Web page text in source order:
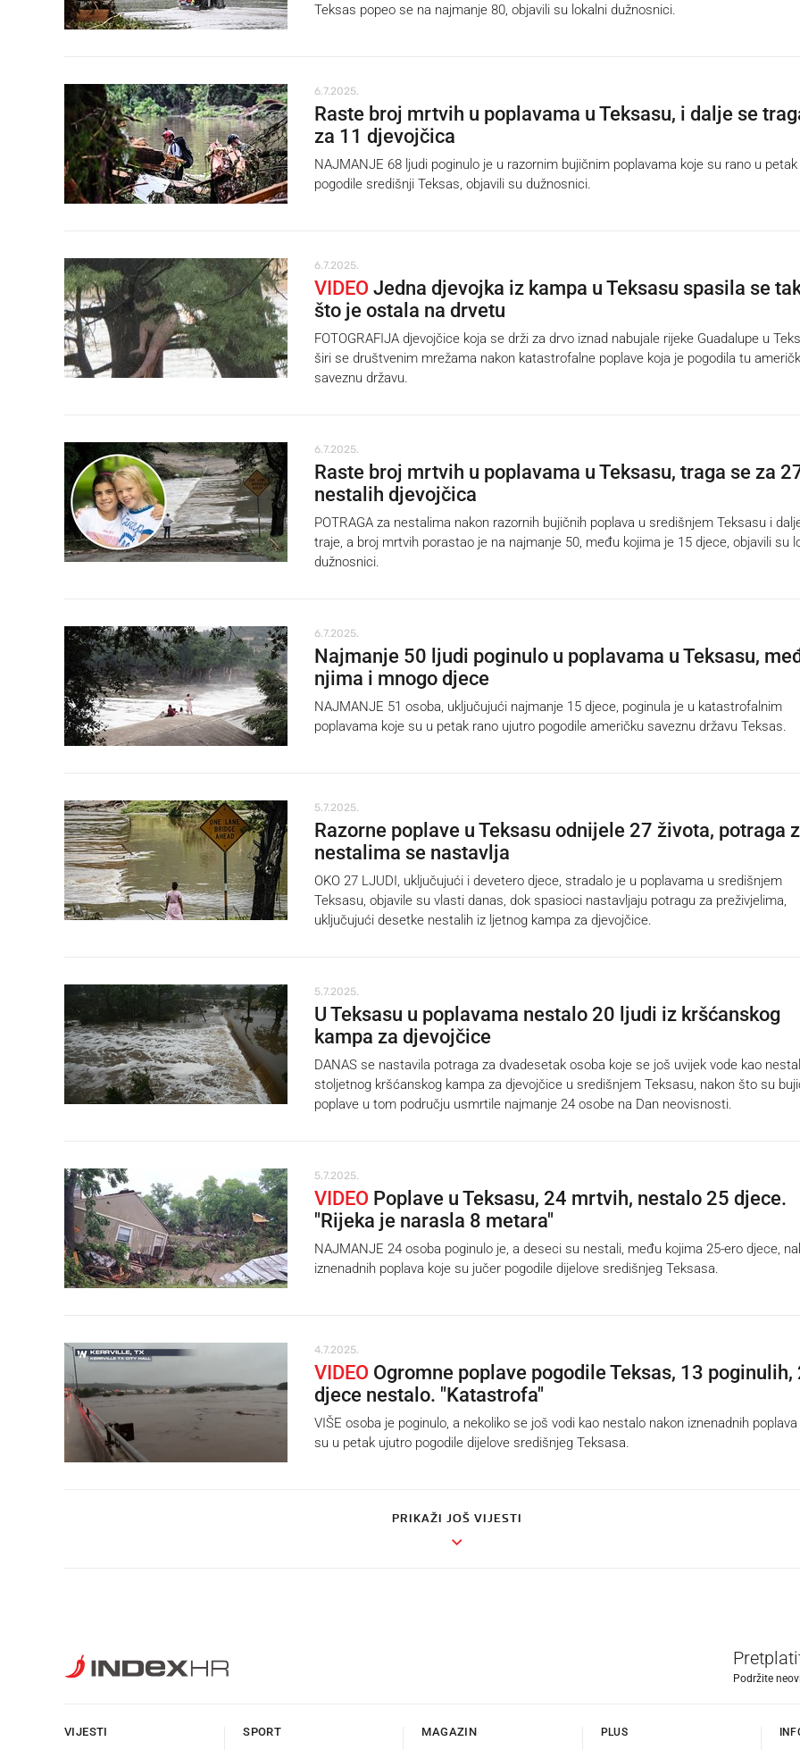
Teksas popeo se na najmanje 80, objavili su lokalni dužnosnici.
6.7.2025.
Raste broj mrtvih u poplavama u Teksasu, i dalje se
za 11 djevojčica
NAJMANJE 68 ljudi poginulo je u razornim bujičnim poplavama koje su rano u petak
pogodile središnji Teksas, objavili su dužnosnici.
6.7.2025.
VIDEO Jedna djevojka iz kampa u Teksasu spasila se
što je ostala na drvetu
FOTOGRAFIJA djevojčice koja se drži za drvo iznad nabujale rijeke Guadalupe u
širi se društvenim mrežama nakon katastrofalne poplave koja je pogodila tu
saveznu državu.
6.7.2025.
Raste broj mrtvih u poplavama u Teksasu, traga se za
nestalih djevojčica
POTRAGA za nestalima nakon razornih bujičnih poplava u središnjem Teksasu i
traje, a broj mrtvih porastao je na najmanje 50, među kojima je 15 djece, objavili su
dužnosnici.
6.7.2025.
Najmanje 50 ljudi poginulo u poplavama u Teksasu,
njima i mnogo djece
NAJMANJE 51 osoba, uključujući najmanje 15 djece, poginula je u katastrofalnim
poplavama koje su u petak rano ujutro pogodile američku saveznu državu Teksas.
5.7.2025.
Razorne poplave u Teksasu odnijele 27 života, potraga
nestalima se nastavlja
OKO 27 LJUDI, uključujući i devetero djece, stradalo je u poplavama u središnjem
Teksasu, objavile su vlasti danas, dok spasioci nastavljaju potragu za preživjelima,
uključujući desetke nestalih iz ljetnog kampa za djevojčice.
5.7.2025.
U Teksasu u poplavama nestalo 20 ljudi iz kršćanskog
kampa za djevojčice
DANAS se nastavila potraga za dvadesetak osoba koje se još uvijek vode kao
stoljetnog kršćanskog kampa za djevojčice u središnjem Teksasu, nakon što su
poplave u tom području usmrtile najmanje 24 osobe na Dan neovisnosti.
5.7.2025.
VIDEO Poplave u Teksasu, 24 mrtvih, nestalo 25 djece.
"Rijeka je narasla 8 metara"
NAJMANJE 24 osoba poginulo je, a deseci su nestali, među kojima 25-ero djece,
iznenadnih poplava koje su jučer pogodile dijelove središnjeg Teksasa.
4.7.2025.
VIDEO Ogromne poplave pogodile Teksas, 13 poginulih,
djece nestalo. "Katastrofa"
VIŠE osoba je poginulo, a nekoliko se još vodi kao nestalo nakon iznenadnih
su u petak ujutro pogodile dijelove središnjeg Teksasa.
PRIKAŽI JOŠ VIJESTI
Podržite
VIJESTI SPORT MAGAZIN PLUS